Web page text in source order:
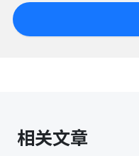
相关文章